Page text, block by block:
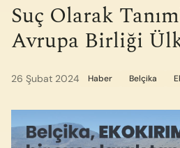
Suç Olarak
Avrupa Birliği
26 Şubat 2024 Haber Belçika